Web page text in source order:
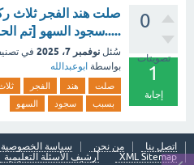
0
تصويتات
1
إجابة
صلت هند الفجر ثلاث
.....سجود السهو [تم
سُئل نوفمبر 7، 2025 في
بواسطة ابوعبدالله
صلت هند الفجر
بسبب
سجود السهو
اتصل بنا من نحن سياسة الخصوصية
XML Sitemap
أرشيف الأسئلة التعليمية